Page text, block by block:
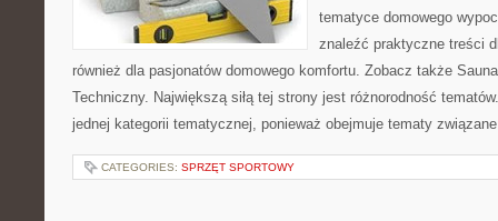
tematyce domowego
znaleźć praktyczne treści
również dla pasjonatów domowego komfortu. Zobacz także
Techniczny. Największą siłą tej strony jest różnorodność
jednej kategorii tematycznej, ponieważ obejmuje tematy
CATEGORIES: SPRZĘT SPORTOWY